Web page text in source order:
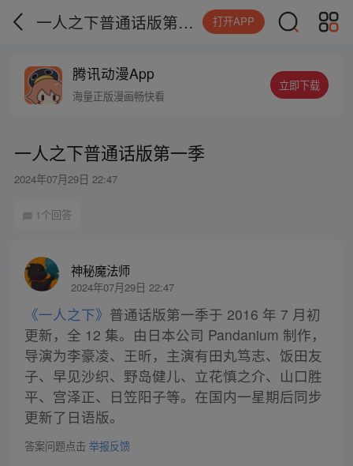
一人之下普通话版第一季 打开APP
腾讯动漫App
海量正版漫画畅快看
立即下载
一人之下普通话版第一季
2024年07月29日 22:47
1个回答
神秘魔法师
2024年07月29日 22:47
《一人之下》 普通话版第一季于 2016 年 7 月初
更新，全 12 集。由日本公司 Pandanium 制作，
导演为李豪凌、王昕，主演有田丸笃志、饭田友
子、早见沙织、野岛健儿、立花慎之介、山口胜
平、宫泽正、日笠阳子等。在国内一星期后同步
更新了日语版。
答案问题点击 举报反馈